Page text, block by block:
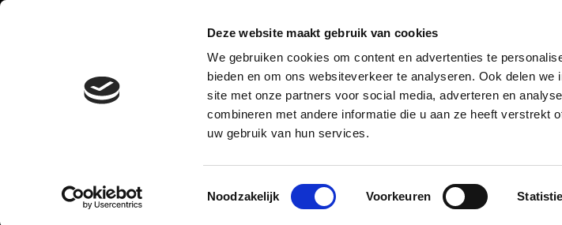
Deze website maakt gebruik van cookies
We gebruiken cookies om content en advertenties te
bieden en om ons websiteverkeer te analyseren. Ook delen we
site met onze partners voor social media, adverteren en
combineren met andere informatie die u aan ze heeft verstrekt
uw gebruik van hun services.
Toestemmingsselectie
Noodzakelijk Voorkeuren